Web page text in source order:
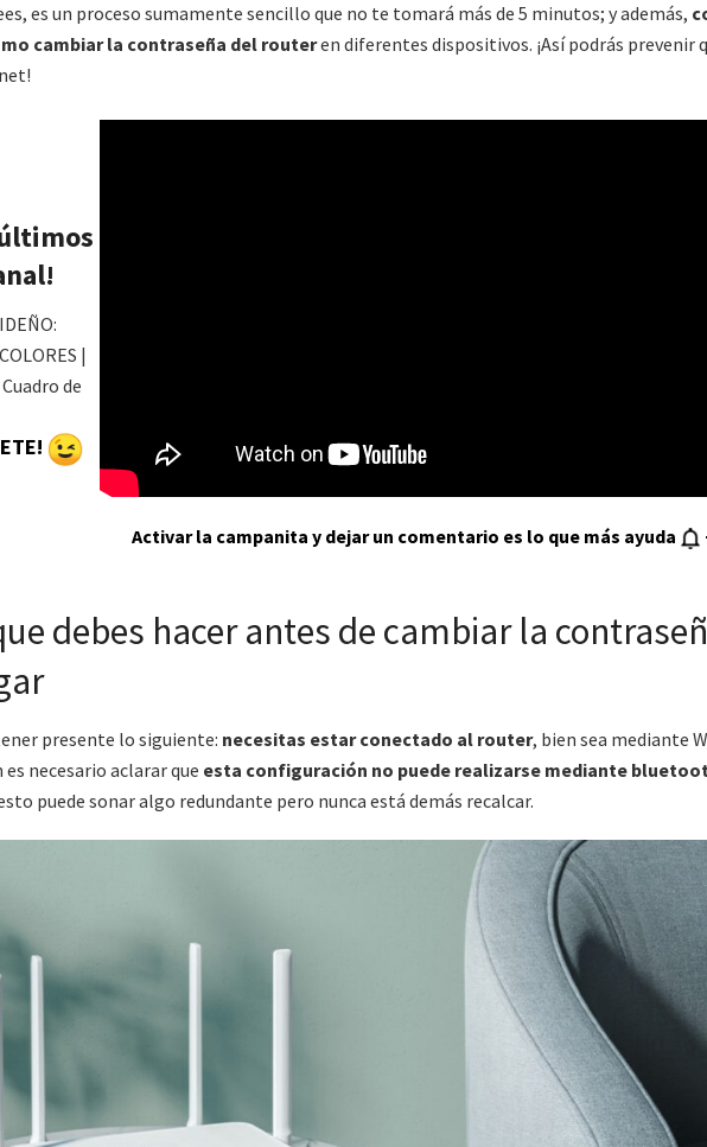
es un proceso sumamente sencillo que no te tomará más de 5 minutos; y además,
cambiar la contraseña del routeren diferentes dispositivos. ¡Así podrás prevenir
Activar la campanita y dejar un comentario es lo que más ayuda
debes hacer antes de cambiar la
presente lo siguiente: necesitas estar conectado al router, bien sea mediante
necesario aclarar que esta configuración no puede realizarse mediante
puede sonar algo redundante pero nunca está demás recalcar.